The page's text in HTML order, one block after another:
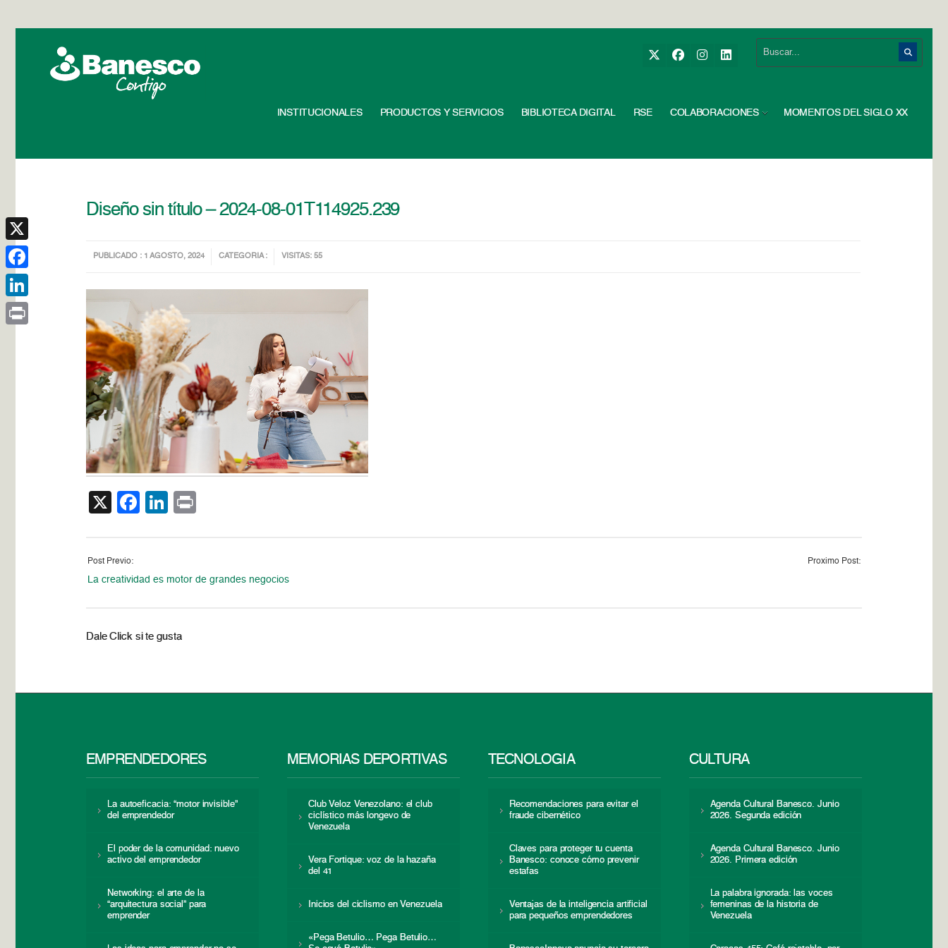
INSTITUCIONALES PRODUCTOS Y SERVICIOS BIBLIOTECA DIGITAL RSE COLABORACIONES MOMENTOS DEL SIGLO XX
Diseño sin título – 2024-08-01T114925.239
PUBLICADO : 1 AGOSTO, 2024 CATEGORIA : VISITAS: 55
X Facebook
LinkedIn
Post Previo:
La creatividad es motor de grandes negocios
Proximo Post:
Dale Click si te gusta
EMPRENDEDORES
La autoeficacia: “motor invisible”
del emprendedor
El poder de la comunidad: nuevo
activo del emprendedor
Networking: el arte de la
“arquitectura social” para
emprender
MEMORIAS DEPORTIVAS
Club Veloz Venezolano: el club
ciclístico más longevo de
Venezuela
Vera Fortique: voz de la hazaña
del 41
Inicios del ciclismo en Venezuela
«Pega Betulio… Pega Betulio…
TECNOLOGÍA
Recomendaciones para evitar el
fraude cibernético
Claves para proteger tu cuenta
Banesco: conoce cómo prevenir
estafas
Ventajas de la inteligencia artificial
para pequeños emprendedores
CULTURA
Agenda Cultural Banesco. Junio
2026. Segunda edición
Agenda Cultural Banesco. Junio
2026. Primera edición
La palabra ignorada: las voces
femeninas de la historia de
Venezuela
X
Facebook
LinkedIn